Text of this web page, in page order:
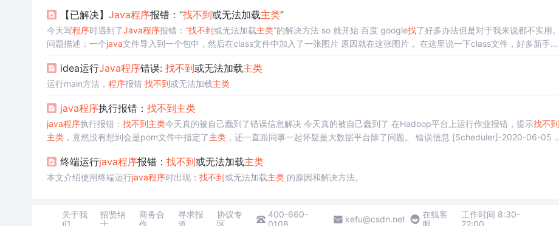
【已解决】 Java程序报错：“找不到或无法加载主类”
今天写程序时遇到了Java程序报错：“找不到或无法加载主类”的解决方法 so 就开始 百度 google找了好多办法但是对于我来说都不实用。
问题描述：一个java文件导入到一个包中，然后在class文件中加入了一张图片 原因就在这张图片， 在这里说一下class文件，好多新手都
idea运行Java程序错误: 找不到或无法加载主类
运行main方法， 程序报错 找不到或无法加载主类
java程序执行报错： 找不到主类
java程序执行报错： 找不到主类今天真的被自己蠢到了错误信息解决 今天真的被自己蠢到了 在Hadoop平台上运行作业报错，提示找不到
主类，竟然没有想到会是pom文件中指定了主类，还一直跟同事一起怀疑是大数据平台除了问题。 错误信息 [Scheduler]-2020-06-05 1
终端运行java程序报错： 找不到或无法加载主类
本文介绍使用终端运行java程序时出现： 找不到或无法加载主类的原因和解决方法。
关于我
们
招贤纳
士
商务合
作
寻求报
道
协议专
区
400-660-
0108
kefu@csdn.net
在线客
服
工作时间 8:30-
22:00